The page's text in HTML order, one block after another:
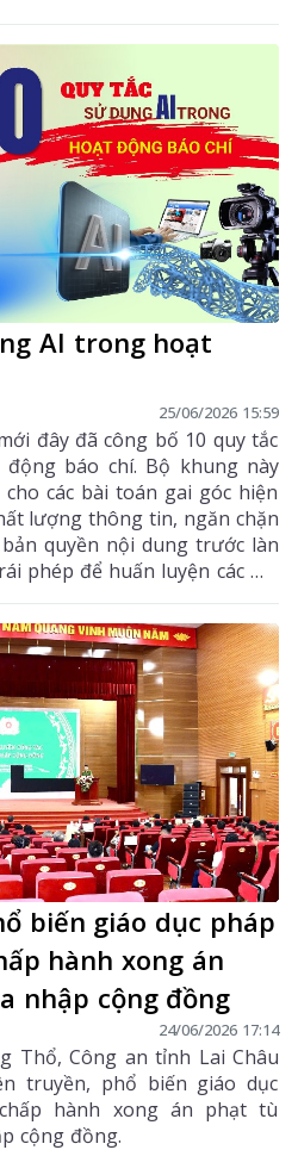
AI trong hoạt
25/06/2026 15:59
đây đã công bố 10 quy tắc
báo chí. Bộ khung này
các bài toán gai góc hiện
lượng thông tin, ngăn chặn
quyền nội dung trước làn
phép để huấn luyện các mô
biến giáo dục pháp
hành xong án
nhập cộng đồng
24/06/2026 17:14
Thổ, Công an tỉnh Lai Châu
truyền, phổ biến giáo dục
hành xong án phạt tù
cộng đồng.